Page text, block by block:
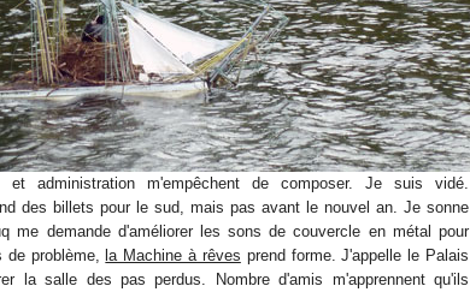
administration m'empêchent de composer. Je suis vidé.
des billets pour le sud, mais pas avant le nouvel an. Je sonne
me demande d'améliorer les sons de couvercle en métal pour
de problème, la Machine à rêves prend forme. J'appelle le Palais
la salle des pas perdus. Nombre d'amis m'apprennent qu'ils